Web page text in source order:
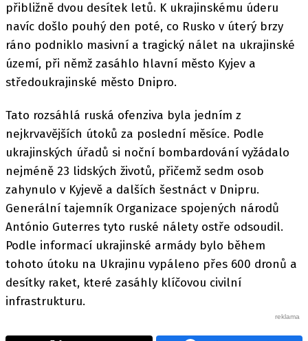
přibližně dvou desítek letů. K ukrajinskému úderu
navíc došlo pouhý den poté, co Rusko v úterý brzy
ráno podniklo masivní a tragický nálet na ukrajinské
území, při němž zasáhlo hlavní město Kyjev a
středoukrajinské město Dnipro.
Tato rozsáhlá ruská ofenziva byla jedním z
nejkrvavějších útoků za poslední měsíce. Podle
ukrajinských úřadů si noční bombardování vyžádalo
nejméně 23 lidských životů, přičemž sedm osob
zahynulo v Kyjevě a dalších šestnáct v Dnipru.
Generální tajemník Organizace spojených národů
António Guterres tyto ruské nálety ostře odsoudil.
Podle informací ukrajinské armády bylo během
tohoto útoku na Ukrajinu vypáleno přes 600 dronů a
desítky raket, které zasáhly klíčovou civilní
infrastrukturu.